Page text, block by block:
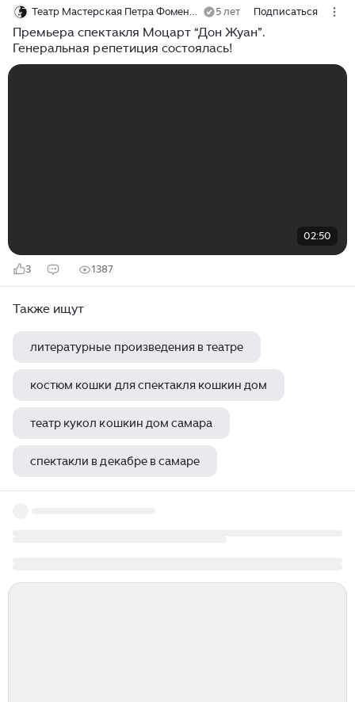
Театр Мастерская Петра Фоменко 5 лет Подписаться
Премьера спектакля Моцарт “Дон Жуан”.
Генеральная репетиция состоялась!
02:50
3 1387
Также ищут
литературные произведения в театре
костюм кошки для спектакля кошкин дом
театр кукол кошкин дом самара
спектакли в декабре в самаре